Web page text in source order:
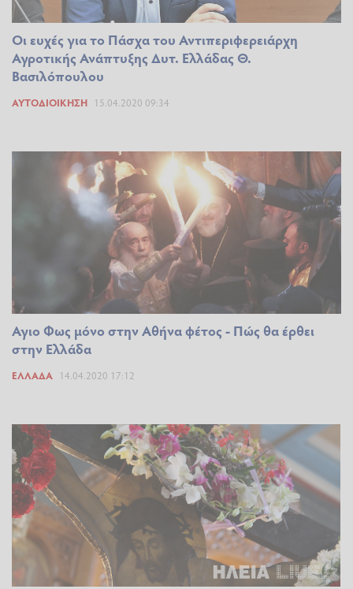
Οι ευχές για το Πάσχα του Αντιπεριφερειάρχη
Αγροτικής Ανάπτυξης Δυτ. Ελλάδας Θ.
Βασιλόπουλου
ΑΥΤΟΔΙΟΊΚΗΣΗ 15.04.2020 09:34
Αγιο Φως μόνο στην Αθήνα φέτος - Πώς θα έρθει
στην Ελλάδα
ΕΛΛΆΔΑ 14.04.2020 17:12